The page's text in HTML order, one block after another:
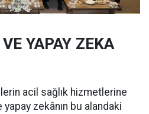
YAPAY ZEKA
acil sağlık hizmetlerine
zekânın bu alandaki